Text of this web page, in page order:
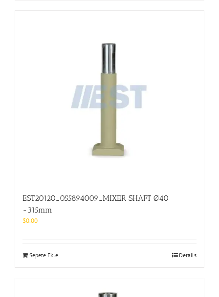
EST20120_055894009_MIXER SHAFT Ø40
-315mm
$0.00
Sepete Ekle Details